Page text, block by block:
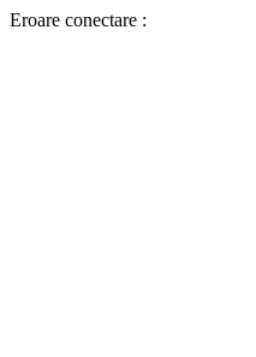
Eroare conectare :